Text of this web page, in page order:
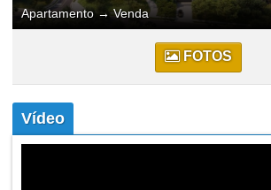
Apartamento→Venda
FOTOS
Vídeo